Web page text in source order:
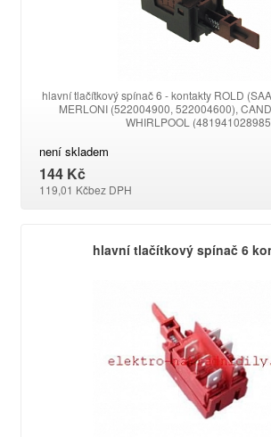
hlavní tlačítkový spínač 6 - kontakty ROLD
MERLONI (522004900, 522004600),
WHIRLPOOL
není skladem
144 Kč
119,01 Kčbez DPH
hlavní tlačítkový spínač 6